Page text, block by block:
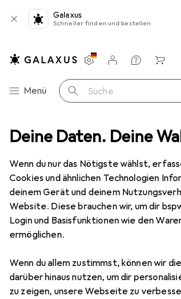
Deine Daten. Deine
Wenn du nur das Nötigste wählst,
Cookies und ähnlichen Technologien
deinem Gerät und deinem
Website. Diese brauchen wir, um dir
Login und Basisfunktionen wie den
ermöglichen.
Wenn du allem zustimmst, können wir
darüber hinaus nutzen, um dir
zu zeigen, unsere Webseite zu
Galaxus
Schneller finden und bestellen
Navigation nach Kategorien
Menü Suche
Einstellungen
Kundenkonto
Vergleichslisten
Merklisten
Warenkorb
Thinking Gifts Stift Boomkark -
2 Bilder
Thinking Gifts Stift
Lesezeichenstift - Poo -
Preis in EUR inkl. MwSt.
EUR
6,60